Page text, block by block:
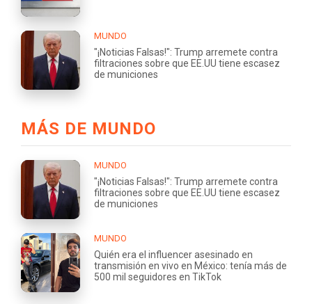
MUNDO
"¡Noticias Falsas!": Trump arremete contra
filtraciones sobre que EE.UU tiene escasez
de municiones
MÁS DE MUNDO
MUNDO
"¡Noticias Falsas!": Trump arremete contra
filtraciones sobre que EE.UU tiene escasez
de municiones
MUNDO
Quién era el influencer asesinado en
transmisión en vivo en México: tenía más de
500 mil seguidores en TikTok